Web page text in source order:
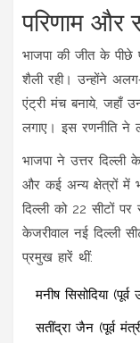
परिणाम और
भाजपा की जीत के पीछे
शैली रही। उन्होंने
एंट्री मंच बनाये, जहाँ
लगाए। इस रणनीति ने
भाजपा ने उत्तर दिल्ली
और कई अन्य क्षेत्रों में
दिल्ली को 22 सीटों
केजरीवाल नई दिल्ली
प्रमुख हारें थीं:
मनीष सिसोदिया
सतींद्रा जैन (पूर्व